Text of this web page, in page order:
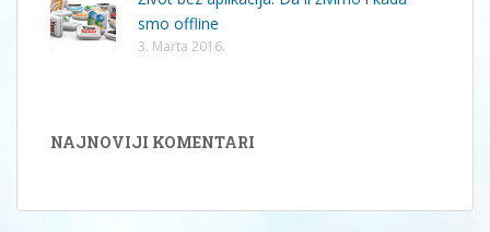
smo offline
3. Marta 2016.
NAJNOVIJI KOMENTARI